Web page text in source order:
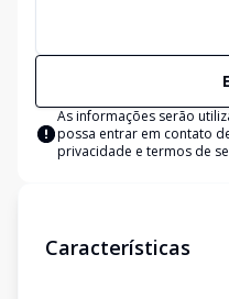
As informações serão
possa entrar em contato
privacidade e termos de
Características